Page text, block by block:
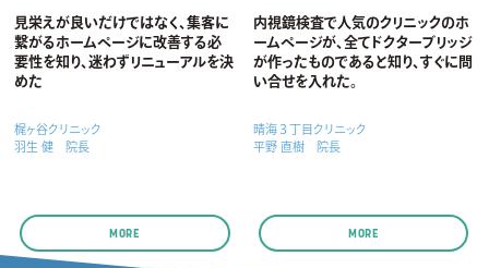
見栄えが良いだけではなく、集客に
繋がるホームページに改善する必
要性を知り、迷わずリニューアルを決
めた
梶ヶ谷クリニック
羽生 健 院長
MORE
内視鏡検査で人気のクリニックのホ
ームページが、全てドクターブリッジ
が作ったものであると知り、すぐに問
い合せを入れた。
晴海３丁目クリニック
平野 直樹 院長
MORE